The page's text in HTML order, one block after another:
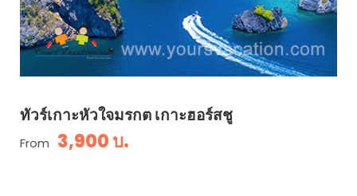
ทัวร์เกาะหัวใจมรกต เกาะฮอร์สชู
From 3,900 บ.